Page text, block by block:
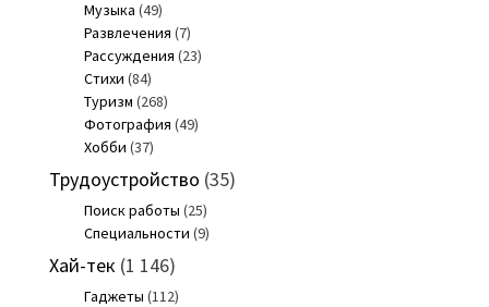
Музыка (49)
Развлечения (7)
Рассуждения (23)
Стихи (84)
Туризм (268)
Фотография (49)
Хобби (37)
Трудоустройство (35)
Поиск работы (25)
Специальности (9)
Хай-тек (1 146)
Гаджеты (112)